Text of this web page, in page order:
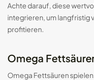
Achte darauf, diese
integrieren, um langfristig
profitieren.
Omega
Omega Fettsäuren